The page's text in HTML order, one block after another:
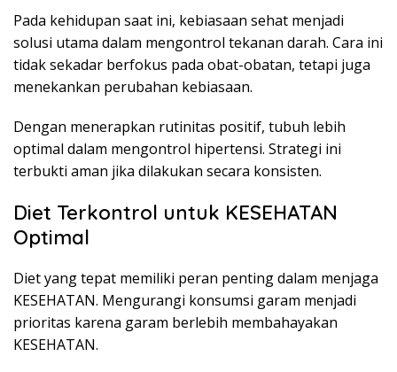
Pada kehidupan saat ini, kebiasaan sehat menjadi
solusi utama dalam mengontrol tekanan darah. Cara ini
tidak sekadar berfokus pada obat-obatan, tetapi juga
menekankan perubahan kebiasaan.
Dengan menerapkan rutinitas positif, tubuh lebih
optimal dalam mengontrol hipertensi. Strategi ini
terbukti aman jika dilakukan secara konsisten.
Diet Terkontrol untuk KESEHATAN
Optimal
Diet yang tepat memiliki peran penting dalam menjaga
KESEHATAN. Mengurangi konsumsi garam menjadi
prioritas karena garam berlebih membahayakan
KESEHATAN.